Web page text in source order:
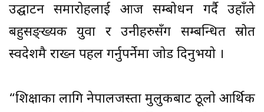
उद्घाटन समारोहलाई आज सम्बोधन गर्दै उहाँले
बहुसङ्ख्यक युवा र उनीहरुसँग सम्बन्धित स्रोत
स्वदेशमै राख्न पहल गर्नुपर्नेमा जोड दिनुभयो ।
“शिक्षाका लागि नेपालजस्ता मुलुकबाट ठूलो आर्थिक